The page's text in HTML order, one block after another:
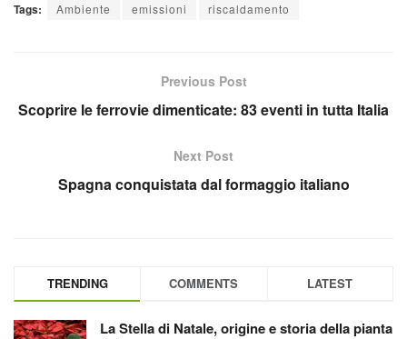
Tags: Ambiente emissioni riscaldamento
Previous Post
Scoprire le ferrovie dimenticate: 83 eventi in tutta Italia
Next Post
Spagna conquistata dal formaggio italiano
TRENDING COMMENTS LATEST
La Stella di Natale, origine e storia della pianta